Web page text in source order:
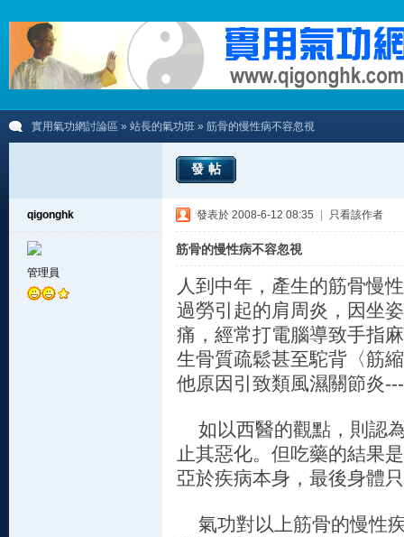
實用氣功網討論區 » 站長的氣功班 » 筋骨的慢性病不容忽視
發帖
qigonghk
管理員
發表於 2008-6-12 08:35 只看該作者
筋骨的慢性病不容忽視
人到中年，產生的筋骨慢
過勞引起的肩周炎，因坐
痛，經常打電腦導致手指
生骨質疏鬆甚至駝背〈筋
他原因引致類風濕關節炎
如以西醫的觀點，則認
止其惡化。但吃藥的結果
亞於疾病本身，最後身體
氣功對以上筋骨的慢性